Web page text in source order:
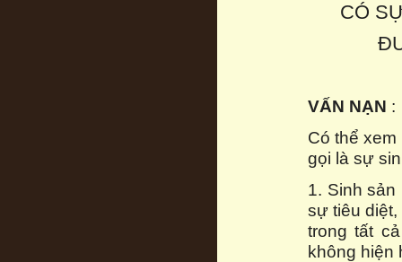
CÓ
VẤN NẠN :
Có thể
gọi là sự
1. Sinh
sự tiêu
trong tất
không hiện